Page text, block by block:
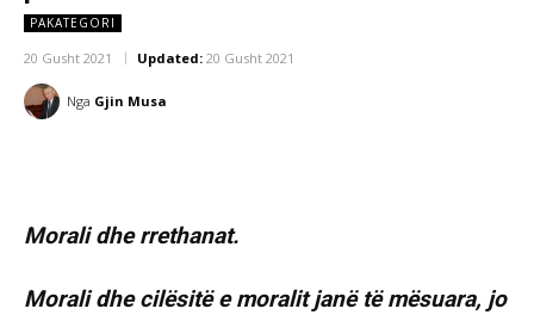
PAKATEGORI
20 Gusht 2021 Updated: 20 Gusht 2021
Nga Gjin Musa
Morali dhe rrethanat.
Morali dhe cilësitë e moralit janë të mësuara, jo